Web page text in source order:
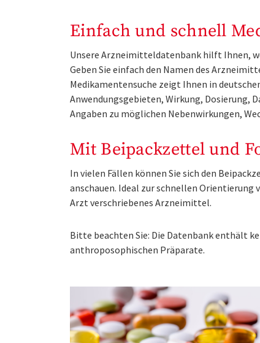
Einfach und schnell
Unsere Arzneimitteldatenbank hilft Ihnen,
Geben Sie einfach den Namen des
Medikamentensuche zeigt Ihnen in
Anwendungsgebieten, Wirkung, Dosierung,
Angaben zu möglichen Nebenwirkungen,
Mit Beipackzettel und
In vielen Fällen können Sie sich den
anschauen. Ideal zur schnellen
Arzt verschriebenes Arzneimittel.
Bitte beachten Sie: Die Datenbank enthält
anthroposophischen Präparate.